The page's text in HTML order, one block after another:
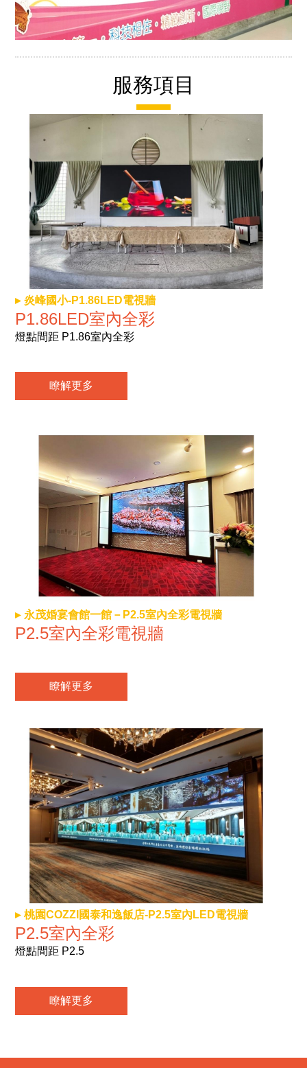
服務項目
炎峰國小-P1.86LED電視牆
P1.86LED室內全彩
燈點間距 P1.86室內全彩
瞭解更多
永茂婚宴會館一館－P2.5室內全彩電視牆
P2.5室內全彩電視牆
瞭解更多
桃園COZZI國泰和逸飯店-P2.5室內LED電視牆
P2.5室內全彩
燈點間距 P2.5
瞭解更多